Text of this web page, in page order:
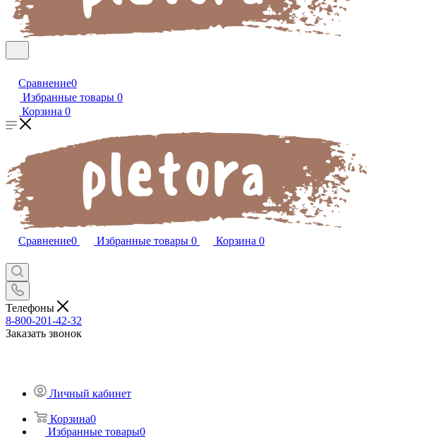
Сравнение0
Избранные товары 0
Корзина 0
Сравнение0 Избранные товары 0 Корзина 0
Телефоны
8-800-201-42-32
Заказать звонок
Личный кабинет
Корзина0
Избранные товары0